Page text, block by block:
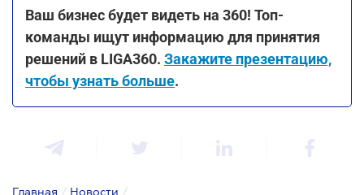
Ваш бизнес будет видеть на 360! Топ-
команды ищут информацию для принятия
решений в LIGA360. Закажите презентацию,
чтобы узнать больше.
Главная / Новости /